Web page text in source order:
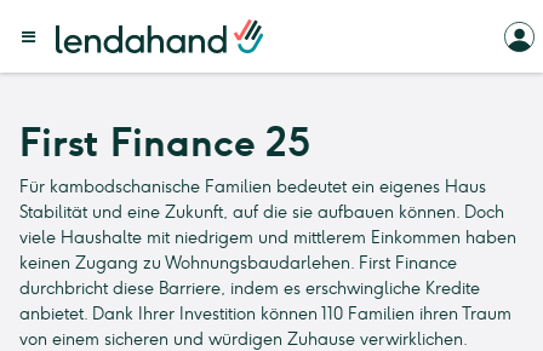
First Finance 25
Für kambodschanische Familien bedeutet ein eigenes Haus
Stabilität und eine Zukunft, auf die sie aufbauen können. Doch
viele Haushalte mit niedrigem und mittlerem Einkommen haben
keinen Zugang zu Wohnungsbaudarlehen. First Finance
durchbricht diese Barriere, indem es erschwingliche Kredite
anbietet. Dank Ihrer Investition können 110 Familien ihren Traum
von einem sicheren und würdigen Zuhause verwirklichen.